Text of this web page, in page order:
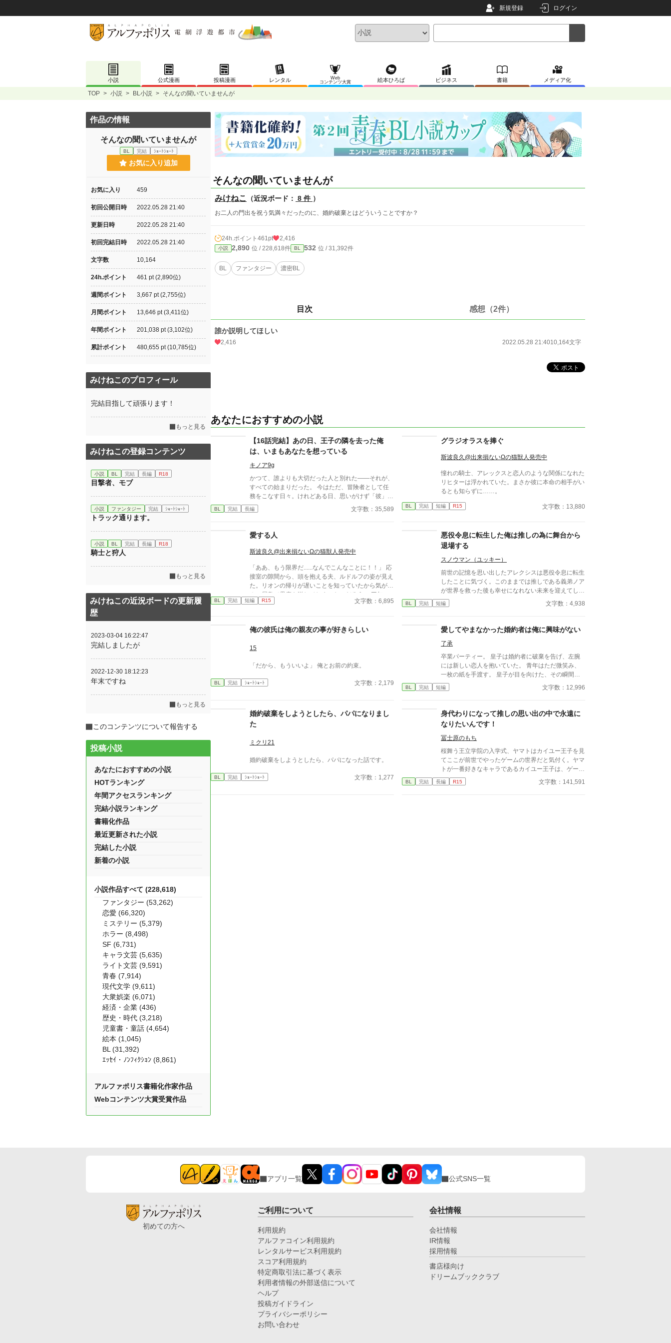
新規登録 ログイン
小説 公式漫画 投稿漫画 レンタル
Web
コンテンツ大賞
絵本ひろば ビジネス 書籍 メディア化
TOP > 小説 > BL小説 > そんなの聞いていませんが
そんなの聞いていませんが
みけねこ （近況ボード： 8 件 ）
お二人の門出を祝う気満々だったのに、婚約破棄とはどういうことですか？
24h.ポイント 461pt 2,416
小説 2,890 位 / 228,618件 BL 532 位 / 31,392件
BL ファンタジー 濃密BL
目次 感想（2件）
誰か説明してほしい
2,416 2022.05.28 21:4010,164文字
あなたにおすすめの小説
【16話完結】あの日、王子の隣を去った俺
は、いまもあなたを想っている
キノア9g
かつて、誰よりも大切だった人と別れた――それが、
すべての始まりだった。 今はただ、冒険者として任
務をこなす日々。けれどある日、思いがけず「彼」と
再び顔を合わせることになる。 魔法と剣が支配する
リオセルト大陸。 平和を取り戻しつつあるこの世界
捨てたはずの男と、捨てきれなかった男。 すれ違っ
た時間の中に、まだ消えていない想いがある。 ――
これは、「終わったはずの恋」に、もう一度立ち向か
ジーBL。 お題『復縁/元恋人と3年後に再会/主人公は
冒険者/身を引いた形』設定担当AI /チャッピー AI比較
企画作品
BL 完結 長編 文字数：35,589
グラジオラスを捧ぐ
斯波良久@出来損ないΩの猫獣人発売中
憧れの騎士、アレックスと恋人のような関係になれた
リヒターは浮かれていた。まさか彼に本命の相手がい
るとも知らずに……。
BL 完結 短編 R15 文字数：13,880
愛する人
斯波良久@出来損ないΩの猫獣人発売中
「ああ、もう限界だ......なんでこんなことに！！」 応
接室の隙間から、頭を抱える夫、ルドルフの姿が見え
た。リオンの帰りが遅いことを知っていたから気が緩
み、屋敷で愚痴を溢してしまったのだろう。 三年
前、ルドルフの家からの申し出により、リオンは彼と
オンはやがてひとつの決断をする。
BL 完結 短編 R15 文字数：6,895
悪役令息に転生した俺は推しの為に舞台から
退場する
スノウマン（ユッキー）
前世の記憶を思い出したアレクシスは悪役令息に転生
したことに気づく。このままでは推しである義弟ノア
が世界を救った後も幸せになれない未来を迎えてしま
う。それを回避する為に、俺は舞台から退場すること
を選んだ。全てを燃やし尽くす事で。 そんな俺の行
に。
BL 完結 短編 文字数：4,938
俺の彼氏は俺の親友の事が好きらしい
15
「だから、もういいよ」 俺とお前の約束。
BL 完結 ｼｮｰﾄｼｮｰﾄ 文字数：2,179
愛してやまなかった婚約者は俺に興味がない
了承
卒業パーティー。 皇子は婚約者に破棄を告げ、左腕
には新しい恋人を抱いていた。 青年はただ微笑み、
一枚の紙を手渡す。 皇子が目を向けた、その瞬間
——。 「この瞬間だと思った。」 すべてを愛で終わ
らせた、沈黙の恋の物語。 IFストーリーあり 誤字
BL 完結 短編 文字数：12,996
婚約破棄をしようとしたら、パパになりまし
た
ミクリ21
婚約破棄をしようとしたら、パパになった話です。
BL 完結 ｼｮｰﾄｼｮｰﾄ 文字数：1,277
身代わりになって推しの思い出の中で永遠に
なりたいんです！
冨士原のもち
桜舞う王立学院の入学式、ヤマトはカイユー王子を見
てここが前世でやったゲームの世界だと気付く。ヤマ
トが一番好きなキャラであるカイユー王子は、ゲーム
内では非業の死を遂げる。 「そうだ！カイユーを助
けて死んだら、忘れられない恩人として永遠になれる
BL 完結 長編 R15 文字数：141,591
作品の情報
そんなの聞いていませんが
BL 完結 ｼｮｰﾄｼｮｰﾄ
お気に入り追加
お気に入り 459
初回公開日時 2022.05.28 21:40
更新日時 2022.05.28 21:40
初回完結日時 2022.05.28 21:40
文字数 10,164
24h.ポイント 461 pt (2,890位)
週間ポイント 3,667 pt (2,755位)
月間ポイント 13,646 pt (3,411位)
年間ポイント 201,038 pt (3,102位)
累計ポイント 480,655 pt (10,785位)
みけねこのプロフィール
完結目指して頑張ります！
もっと見る
みけねこの登録コンテンツ
小説 BL 完結 長編 R18
目撃者、モブ
小説 ファンタジー 完結 ｼｮｰﾄｼｮｰﾄ
トラック通ります。
小説 BL 完結 長編 R18
騎士と狩人
もっと見る
みけねこの近況ボードの更新履
歴
2023-03-04 16:22:47
完結しましたが
2022-12-30 18:12:23
年末ですね
もっと見る
このコンテンツについて報告する
投稿小説
あなたにおすすめの小説
HOTランキング
年間アクセスランキング
完結小説ランキング
書籍化作品
最近更新された小説
完結した小説
新着の小説
小説作品すべて (228,618)
ファンタジー (53,262)
恋愛 (66,320)
ミステリー (5,379)
ホラー (8,498)
SF (6,731)
キャラ文芸 (5,635)
ライト文芸 (9,591)
青春 (7,914)
現代文学 (9,611)
大衆娯楽 (6,071)
経済・企業 (436)
歴史・時代 (3,218)
児童書・童話 (4,654)
絵本 (1,045)
BL (31,392)
ｴｯｾｲ・ﾉﾝﾌｨｸｼｮﾝ (8,861)
アルファポリス書籍化作家作品
Webコンテンツ大賞受賞作品
アプリ一覧 公式SNS一覧
初めての方へ
ご利用について
利用規約
アルファコイン利用規約
レンタルサービス利用規約
スコア利用規約
特定商取引法に基づく表示
利用者情報の外部送信について
ヘルプ
投稿ガイドライン
プライバシーポリシー
お問い合わせ
会社情報
会社情報
IR情報
採用情報
書店様向け
ドリームブッククラブ